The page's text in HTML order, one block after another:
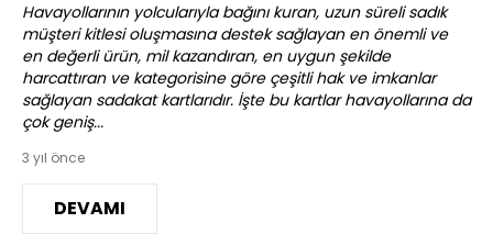
Havayollarının yolcularıyla bağını kuran, uzun süreli sadık
müşteri kitlesi oluşmasına destek sağlayan en önemli ve
en değerli ürün, mil kazandıran, en uygun şekilde
harcattıran ve kategorisine göre çeşitli hak ve imkanlar
sağlayan sadakat kartlarıdır. İşte bu kartlar havayollarına da
çok geniş...
3 yıl önce
DEVAMI